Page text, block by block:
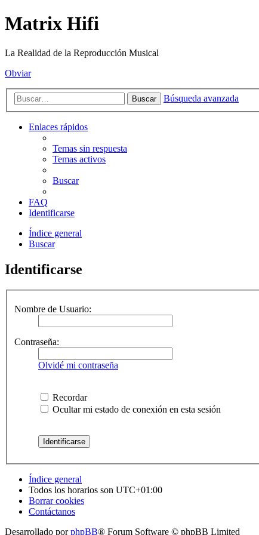
Matrix Hifi
La Realidad de la Reproducción Musical
Obviar
Buscar Búsqueda avanzada
Enlaces rápidos
Temas sin respuesta
Temas activos
Buscar
FAQ
Identificarse
Índice general
Buscar
Identificarse
Nombre de Usuario:
Contraseña:
Olvidé mi contraseña
Recordar
Ocultar mi estado de conexión en esta sesión
Índice general
Todos los horarios son UTC+01:00
Borrar cookies
Contáctanos
Desarrollado porphpBB® Forum Software © phpBB Limited